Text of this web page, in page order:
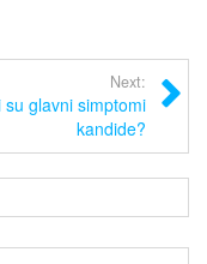
Next:
su glavni simptomi
kandide?